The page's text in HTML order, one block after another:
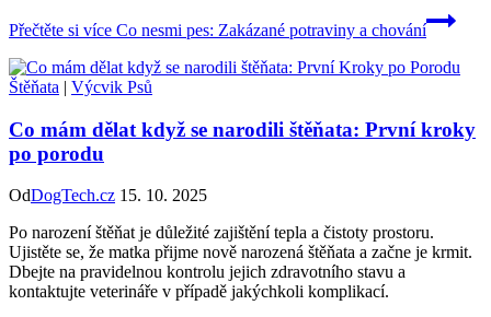
Přečtěte si více Co nesmi pes: Zakázané potraviny a chování
Štěňata | Výcvik Psů
Co mám dělat když se narodili štěňata: První kroky
po porodu
OdDogTech.cz 15. 10. 2025
Po narození štěňat je důležité zajištění tepla a čistoty prostoru.
Ujistěte se, že matka přijme nově narozená štěňata a začne je krmit.
Dbejte na pravidelnou kontrolu jejich zdravotního stavu a
kontaktujte veterináře v případě jakýchkoli komplikací.